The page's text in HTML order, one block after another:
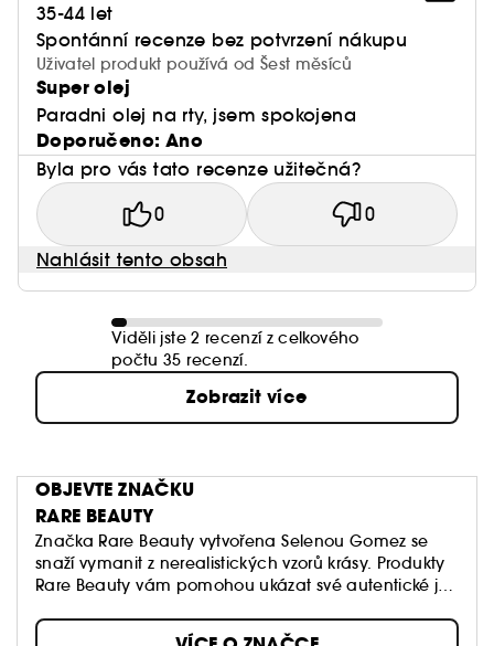
35-44 let
Spontánní recenze bez potvrzení nákupu
Uživatel produkt používá od Šest měsíců
Super olej
Paradni olej na rty, jsem spokojena
Doporučeno: Ano
Byla pro vás tato recenze užitečná?
0 0
Nahlásit tento obsah
Viděli jste 2 recenzí z celkového
počtu 35 recenzí.
Zobrazit více
OBJEVTE ZNAČKU
RARE BEAUTY
Značka Rare Beauty vytvořena Selenou Gomez se
snaží vymanit z nerealistických vzorů krásy. Produkty
Rare Beauty vám pomohou ukázat své autentické já
nanáší, poskytuje nastavitelné krytí a dodává obličeji